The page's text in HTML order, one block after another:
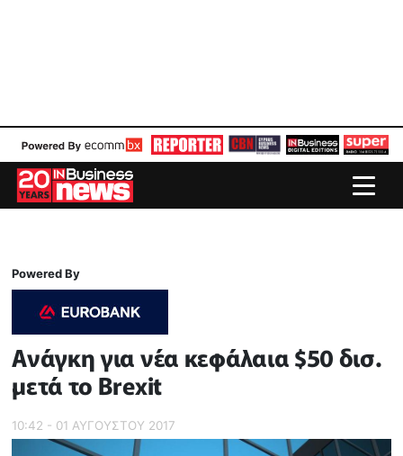
Powered By
Ανάγκη για νέα κεφάλαια $50 δισ.
μετά το Brexit
10:42 - 01 ΑΥΓΟΥΣΤΟΥ 2017